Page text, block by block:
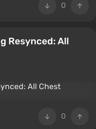
0
Resynced: All
0